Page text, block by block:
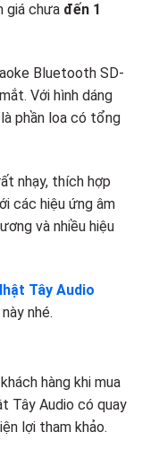
giá chưa đến 1
Bluetooth SD-
Với hình dáng
phần loa có tổng
nhạy, thích hợp
các hiệu ứng âm
và nhiều hiệu
Tây Audio
nhé.
hàng khi mua
Tây Audio có quay
lợi tham khảo.